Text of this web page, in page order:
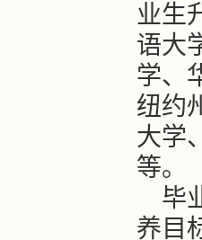
业生
语大
学、
纽约
大学
等。
毕
养目